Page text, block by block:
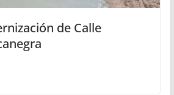
de Calle